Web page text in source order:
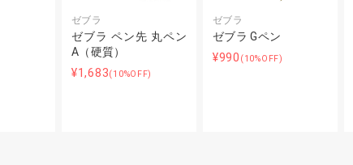
ゼブラ
ゼブラ ペン先 丸ペン
A（硬質）
¥1,683(10%OFF)
ゼブラ
ゼブラ Gペン
¥990 (10%OFF)